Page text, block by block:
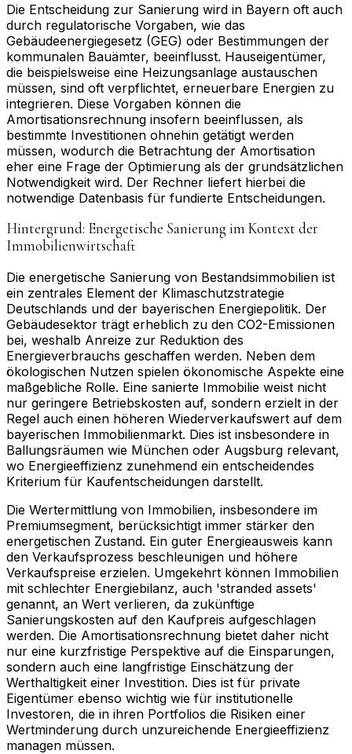
Die Entscheidung zur Sanierung wird in Bayern oft auch
durch regulatorische Vorgaben, wie das
Gebäudeenergiegesetz (GEG) oder Bestimmungen der
kommunalen Bauämter, beeinflusst. Hauseigentümer,
die beispielsweise eine Heizungsanlage austauschen
müssen, sind oft verpflichtet, erneuerbare Energien zu
integrieren. Diese Vorgaben können die
Amortisationsrechnung insofern beeinflussen, als
bestimmte Investitionen ohnehin getätigt werden
müssen, wodurch die Betrachtung der Amortisation
eher eine Frage der Optimierung als der grundsätzlichen
Notwendigkeit wird. Der Rechner liefert hierbei die
notwendige Datenbasis für fundierte Entscheidungen.
Hintergrund: Energetische Sanierung im Kontext der
Immobilienwirtschaft
Die energetische Sanierung von Bestandsimmobilien ist
ein zentrales Element der Klimaschutzstrategie
Deutschlands und der bayerischen Energiepolitik. Der
Gebäudesektor trägt erheblich zu den CO2-Emissionen
bei, weshalb Anreize zur Reduktion des
Energieverbrauchs geschaffen werden. Neben dem
ökologischen Nutzen spielen ökonomische Aspekte eine
maßgebliche Rolle. Eine sanierte Immobilie weist nicht
nur geringere Betriebskosten auf, sondern erzielt in der
Regel auch einen höheren Wiederverkaufswert auf dem
bayerischen Immobilienmarkt. Dies ist insbesondere in
Ballungsräumen wie München oder Augsburg relevant,
wo Energieeffizienz zunehmend ein entscheidendes
Kriterium für Kaufentscheidungen darstellt.
Die Wertermittlung von Immobilien, insbesondere im
Premiumsegment, berücksichtigt immer stärker den
energetischen Zustand. Ein guter Energieausweis kann
den Verkaufsprozess beschleunigen und höhere
Verkaufspreise erzielen. Umgekehrt können Immobilien
mit schlechter Energiebilanz, auch 'stranded assets'
genannt, an Wert verlieren, da zukünftige
Sanierungskosten auf den Kaufpreis aufgeschlagen
werden. Die Amortisationsrechnung bietet daher nicht
nur eine kurzfristige Perspektive auf die Einsparungen,
sondern auch eine langfristige Einschätzung der
Werthaltigkeit einer Investition. Dies ist für private
Eigentümer ebenso wichtig wie für institutionelle
Investoren, die in ihren Portfolios die Risiken einer
Wertminderung durch unzureichende Energieeffizienz
managen müssen.